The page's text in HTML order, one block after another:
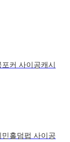
커 사이공캐시
홀덤펍 사이공